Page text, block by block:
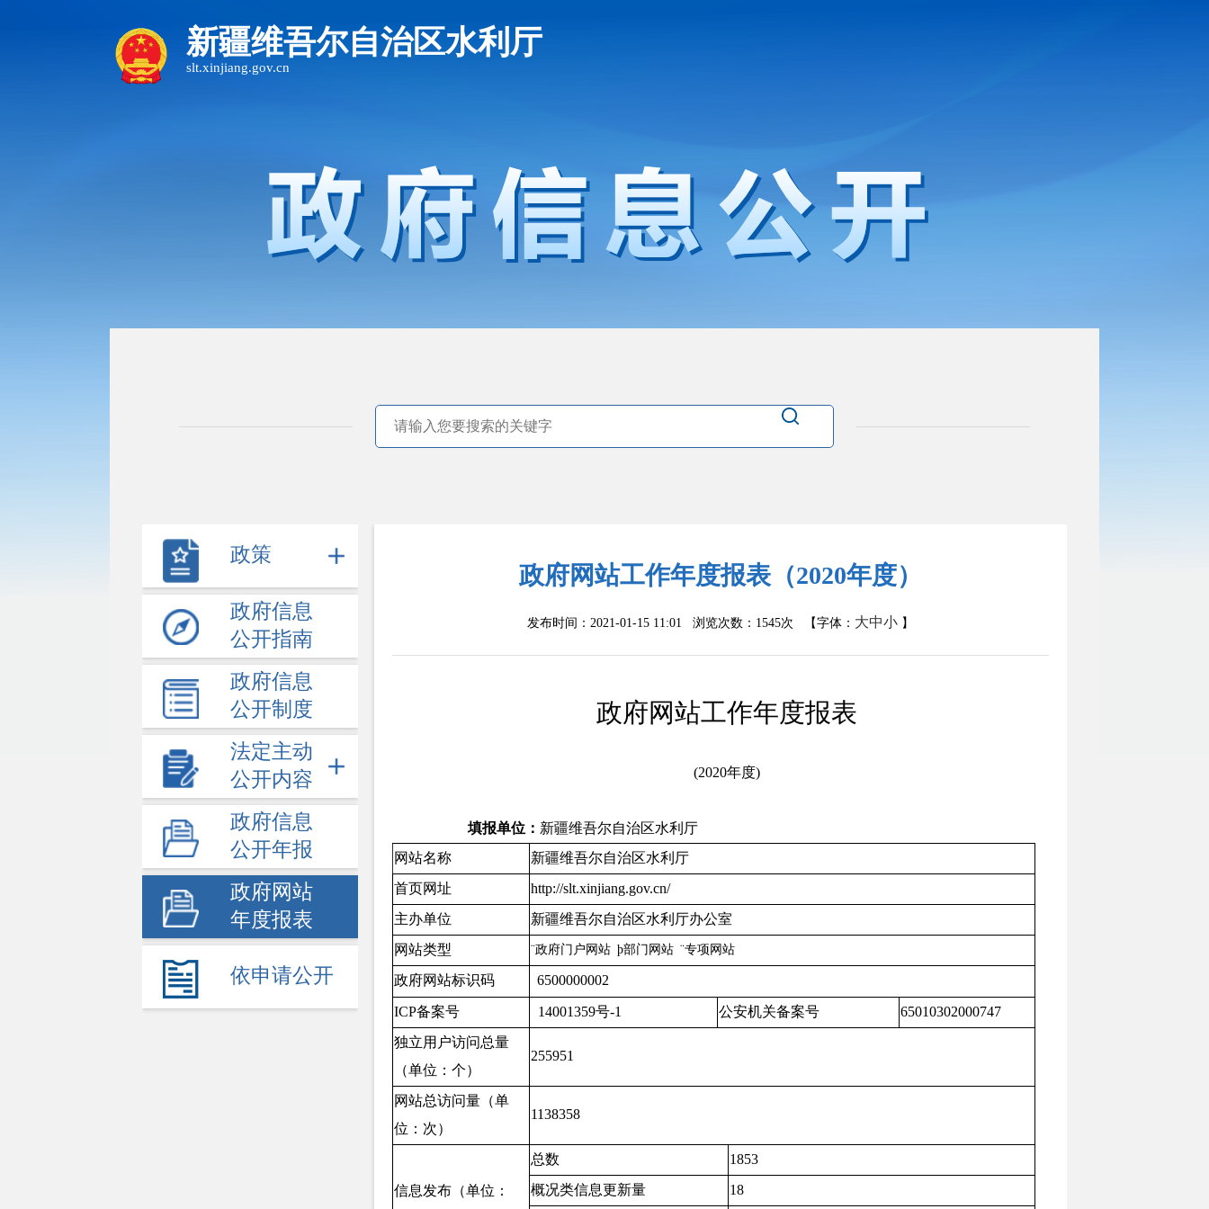
新疆维吾尔自治区水利厅
slt.xinjiang.gov.cn
政策
政府信息
公开指南
政府信息
公开制度
法定主动
公开内容
政府信息
公开年报
政府网站
年度报表
依申请公开
政府网站工作年度报表（2020年度）
发布时间：2021-01-15 11:01 浏览次数： 1545次 【字体： 大中小 】
政府网站工作年度报表
(2020年度)
填报单位： 新疆维吾尔自治区水利厅
网站名称
新疆维吾尔自治区水利厅
首页网址
http://slt.xinjiang.gov.cn/
主办单位
新疆维吾尔自治区水利厅办公室
网站类型
¨政府门户网站 þ部门网站 ¨专项网站
政府网站标识码 6500000002
ICP备案号 14001359号-1 公安机关备案号
65010302000747
独立用户访问总量
（单位：个）
255951
网站总访问量（单
位：次）
1138358
信息发布（单位：
总数
1853
概况类信息更新量
18